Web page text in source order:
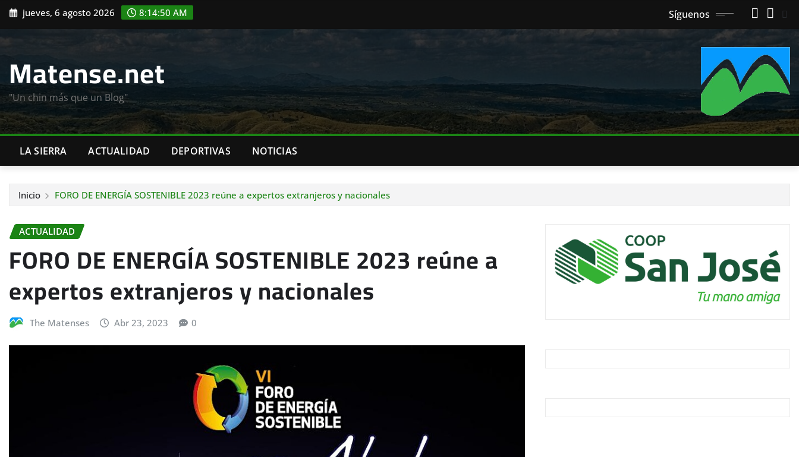
Saltar
contenido
jueves, 6 agosto 2026 8:14:52 AM Síguenos
Matense.net
"Un chin más que un Blog"
LA SIERRA ACTUALIDAD DEPORTIVAS NOTICIAS
Inicio FORO DE ENERGÍA SOSTENIBLE 2023 reúne a expertos extranjeros y nacionales
ACTUALIDAD
FORO DE ENERGÍA SOSTENIBLE 2023 reúne a
expertos extranjeros y nacionales
The Matenses Abr 23, 2023 0